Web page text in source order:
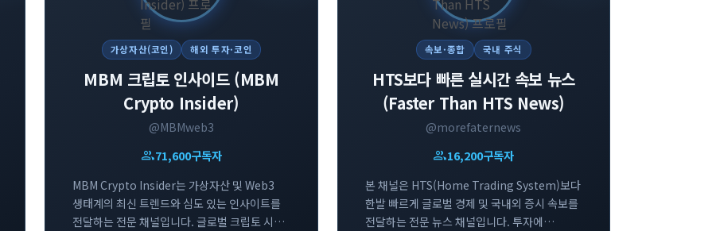
가상자산(코인) 해외 투자·코인
MBM 크립토 인사이드 (MBM
Crypto Insider)
@MBMweb3
group71,600구독자
MBM Crypto Insider는 가상자산 및 Web3
생태계의 최신 트렌드와 심도 있는 인사이트를
전달하는 전문 채널입니다. 글로벌 크립토 시장
속보·종합 국내 주식
HTS보다 빠른 실시간 속보 뉴스
(Faster Than HTS News)
@morefaternews
group16,200구독자
본 채널은 HTS(Home Trading System)보다
한발 빠르게 글로벌 경제 및 국내외 증시 속보를
전달하는 전문 뉴스 채널입니다. 투자에